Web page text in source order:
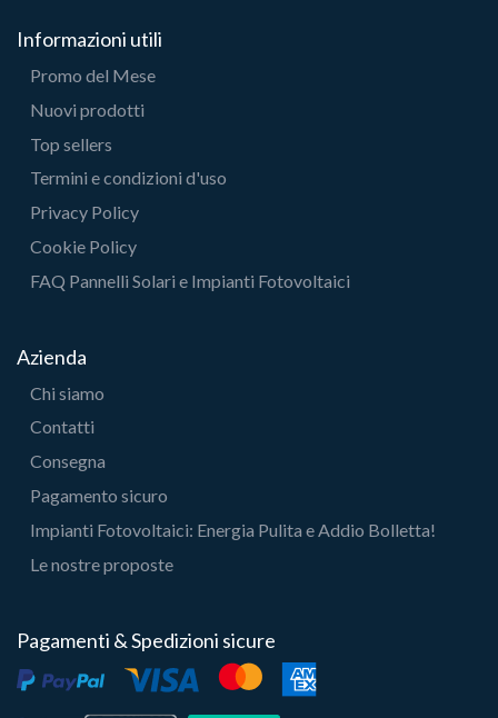
Informazioni utili
Promo del Mese
Nuovi prodotti
Top sellers
Termini e condizioni d'uso
Privacy Policy
Cookie Policy
FAQ Pannelli Solari e Impianti Fotovoltaici
Azienda
Chi siamo
Contatti
Consegna
Pagamento sicuro
Impianti Fotovoltaici: Energia Pulita e Addio Bolletta!
Le nostre proposte
Pagamenti & Spedizioni sicure